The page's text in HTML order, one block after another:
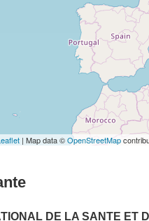
| Map data ©OpenStreetMap
DE LA SANTE ET